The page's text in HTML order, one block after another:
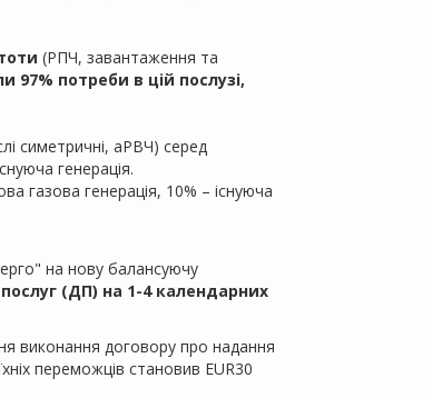
(РПЧ, завантаження та
потреби в цій послузі,
симетричні, аРВЧ) серед
генерація.
газова генерація, 10% – існуюча
на нову балансуючу
(ДП) на 1-4 календарних
виконання договору про надання
переможців становив EUR30